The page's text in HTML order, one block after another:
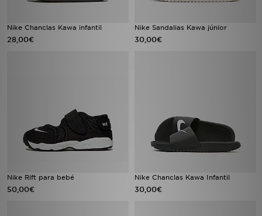
Nike Chanclas Kawa infantil
28,00€
Nike Sandalias Kawa júnior
30,00€
Nike Rift para bebé
50,00€
Nike Chanclas Kawa Infantil
30,00€